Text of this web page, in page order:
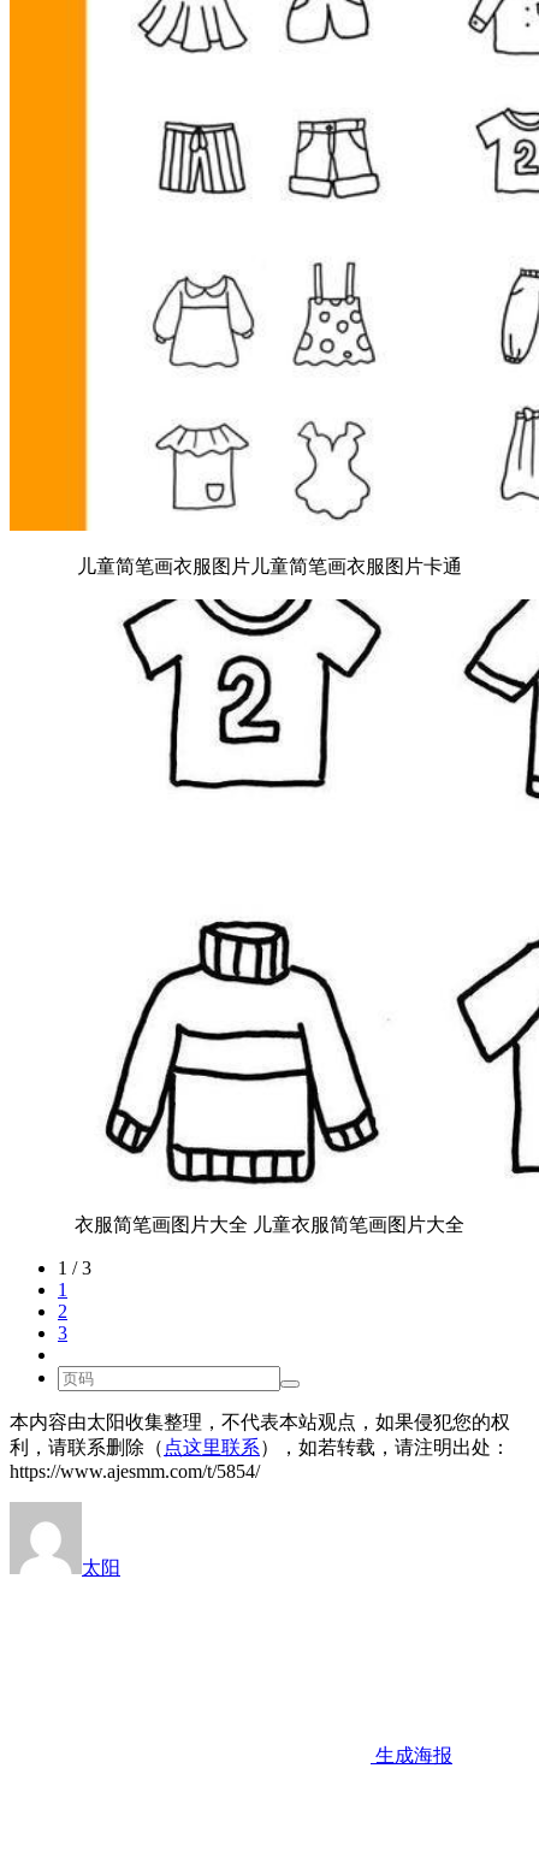
儿童简笔画衣服图片儿童简笔画衣服图片卡通
衣服简笔画图片大全 儿童衣服简笔画图片大全
1 / 3
1
2
3
本内容由太阳收集整理，不代表本站观点，如果侵犯您的权
利，请联系删除（ 点这里联系），如若转载，请注明出处：
https://www.ajesmm.com/t/5854/
太阳
生成海报